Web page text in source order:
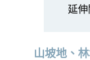
延伸
山坡地、